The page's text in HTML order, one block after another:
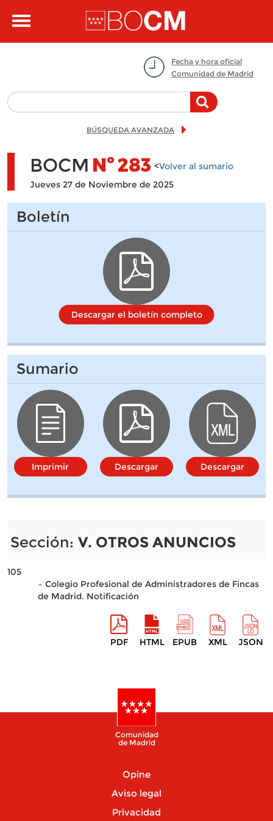
Toggle
Fecha y hora oficial
Comunidad de Madrid
BÚSQUEDA AVANZADA
BOCM Nº283 <Volver al sumario
Jueves 27 de Noviembre de 2025
Boletín
Descargar el boletín completo
Sumario
Imprimir Descargar Descargar
Sección: V. OTROS ANUNCIOS
105
– Colegio Profesional de Administradores de Fincas
de Madrid. Notificación
PDF HTML EPUB XML JSON
Comunidad
de Madrid
Opine
Aviso legal
Privacidad